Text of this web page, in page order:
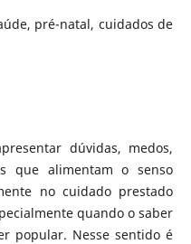
pré-natal, cuidados de
dúvidas, medos,
que alimentam o senso
no cuidado prestado
quando o saber
popular. Nesse sentido é